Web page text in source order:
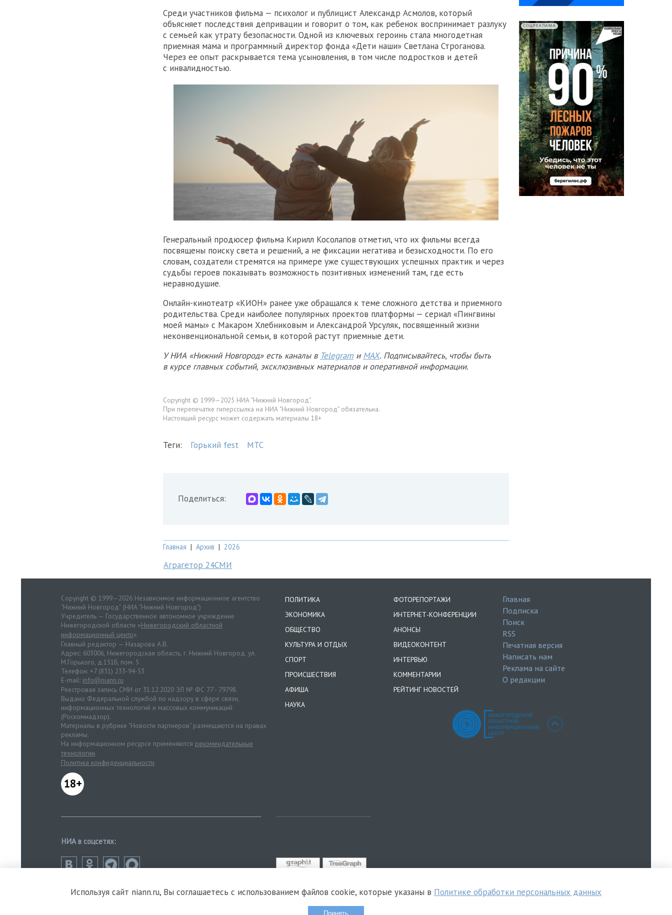
Среди участников фильма — психолог и публицист Александр Асмолов, который
объясняет последствия депривации и говорит о том, как ребенок воспринимает разлуку
с семьей как утрату безопасности. Одной из ключевых героинь стала многодетная
приемная мама и программный директор фонда «Дети наши» Светлана Строганова.
Через ее опыт раскрывается тема усыновления, в том числе подростков и детей
с инвалидностью.
Генеральный продюсер фильма Кирилл Косолапов отметил, что их фильмы всегда
посвящены поиску света и решений, а не фиксации негатива и безысходности. По его
словам, создатели стремятся на примере уже существующих успешных практик и через
судьбы героев показывать возможность позитивных изменений там, где есть
неравнодушие.
Онлайн-кинотеатр «КИОН» ранее уже обращался к теме сложного детства и приемного
родительства. Среди наиболее популярных проектов платформы — сериал «Пингвины
моей мамы» с Макаром Хлебниковым и Александрой Урсуляк, посвященный жизни
неконвенциональной семьи, в которой растут приемные дети.
У НИА «Нижний Новгород» есть каналы в Telegram и MAX. Подписывайтесь, чтобы быть
в курсе главных событий, эксклюзивных материалов и оперативной информации.
Copyright © 1999—2025 НИА "Нижний Новгород".
При перепечатке гиперссылка на НИА "Нижний Новгород" обязательна.
Настоящий ресурс может содержать материалы 18+
Теги: Горький fest МТС
Поделиться:
Главная | Архив | 2026
Аграгетор 24СМИ
СОЦРЕКЛАМА
Copyright © 1999—2026 Независимое информационное агентство
"Нижний Новгород" (НИА "Нижний Новгород")
Учредитель — Государственное автономное учреждение
Нижегородской области «Нижегородский областной
информационный центр»
Главный редактор — Назарова А.В.
Адрес: 603006, Нижегородская область, г. Нижний Новгород. ул.
М.Горького, д.151Б, пом. 5
Телефон: +7 (831) 233-94-53
E-mail: info@niann.ru
Реестровая запись СМИ от 31.12.2020 ЭЛ № ФС 77 - 79798.
Выдано Федеральной службой по надзору в сфере связи,
информационных технологий и массовых коммуникаций
(Роскомнадзор).
Материалы в рубрике "Новости партнеров" размещаются на правах
рекламы.
На информационном ресурсе применяются рекомендательные
технологии.
Политика конфиденциальности
18+
ПОЛИТИКА
ЭКОНОМИКА
ОБЩЕСТВО
КУЛЬТУРА И ОТДЫХ
СПОРТ
ПРОИСШЕСТВИЯ
АФИША
НАУКА
ФОТОРЕПОРТАЖИ
ИНТЕРНЕТ-КОНФЕРЕНЦИИ
АНОНСЫ
ВИДЕОКОНТЕНТ
ИНТЕРВЬЮ
КОММЕНТАРИИ
РЕЙТИНГ НОВОСТЕЙ
Главная
Подписка
Поиск
RSS
Печатная версия
Написать нам
Реклама на сайте
О редакции
НИА в соцсетях:
Используя сайт niann.ru, Вы соглашаетесь с использованием файлов cookie, которые указаны в Политике обработки персональных данных
Принять